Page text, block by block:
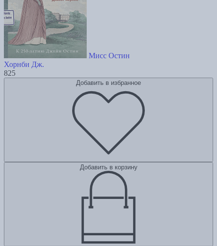
Мисс Остин
Хорнби Дж.
825
Добавить в избранное
Добавить в корзину